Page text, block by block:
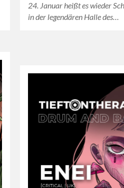
24. Januar heißt es wieder
in der legendären Halle des…